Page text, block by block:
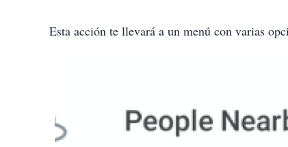
Esta acción te llevará a un menú con varias